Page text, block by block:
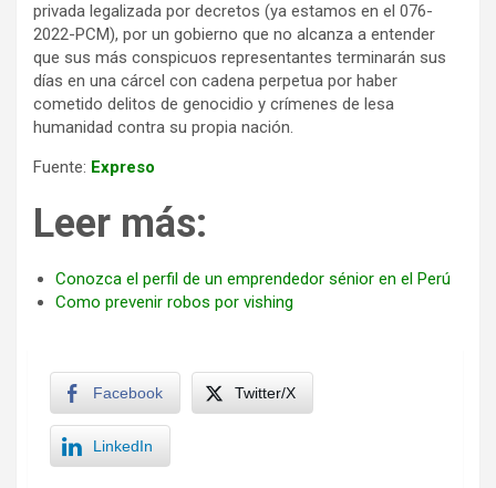
privada legalizada por decretos (ya estamos en el 076-
2022-PCM), por un gobierno que no alcanza a entender
que sus más conspicuos representantes terminarán sus
días en una cárcel con cadena perpetua por haber
cometido delitos de genocidio y crímenes de lesa
humanidad contra su propia nación.
Fuente: Expreso
Leer más:
Conozca el perfil de un emprendedor sénior en el Perú
Como prevenir robos por vishing
Facebook Twitter/X
LinkedIn